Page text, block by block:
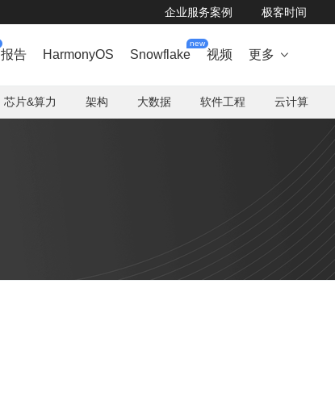
企业服务案例 极客时间
报告 HarmonyOS Snowflake
new
视频 更多 
芯片&算力 架构 大数据 软件工程 云计算